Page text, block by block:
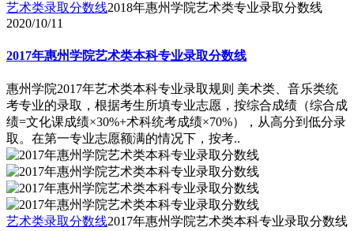
艺术类录取分数线2018年惠州学院艺术类专业录取分数线
2020/10/11
2017年惠州学院艺术类本科专业录取分数线
惠州学院2017年艺术类本科专业录取规则 美术类、音乐类统
考专业的录取，根据考生所填专业志愿，按综合成绩（综合成
绩=文化课成绩×30%+术科统考成绩×70%），从高分到低分录
取。在第一专业志愿额满的情况下，按考..
艺术类录取分数线2017年惠州学院艺术类本科专业录取分数线